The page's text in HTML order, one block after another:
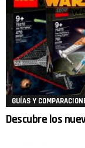
GUÍAS Y
Descubre los